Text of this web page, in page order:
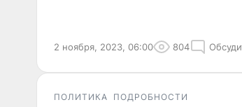
2 ноября, 2023, 06:00 804
ПОЛИТИКА ПОДРОБНОСТИ